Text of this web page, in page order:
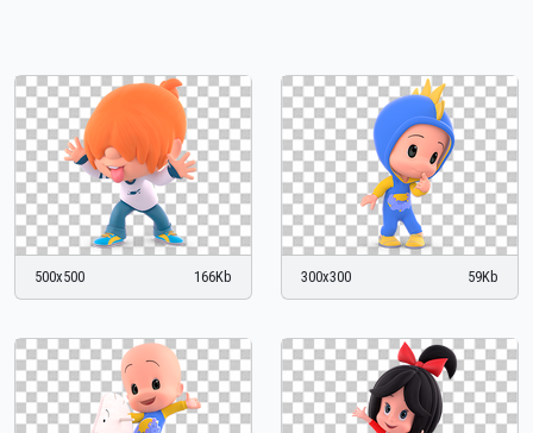
500x500 166Kb 300x300 59Kb